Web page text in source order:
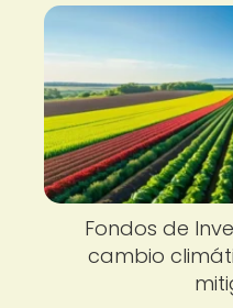
Fondos de
cambio